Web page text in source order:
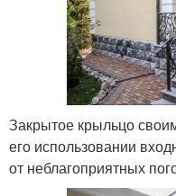
Закрытое крыльцо
его использовании
от неблагоприятных